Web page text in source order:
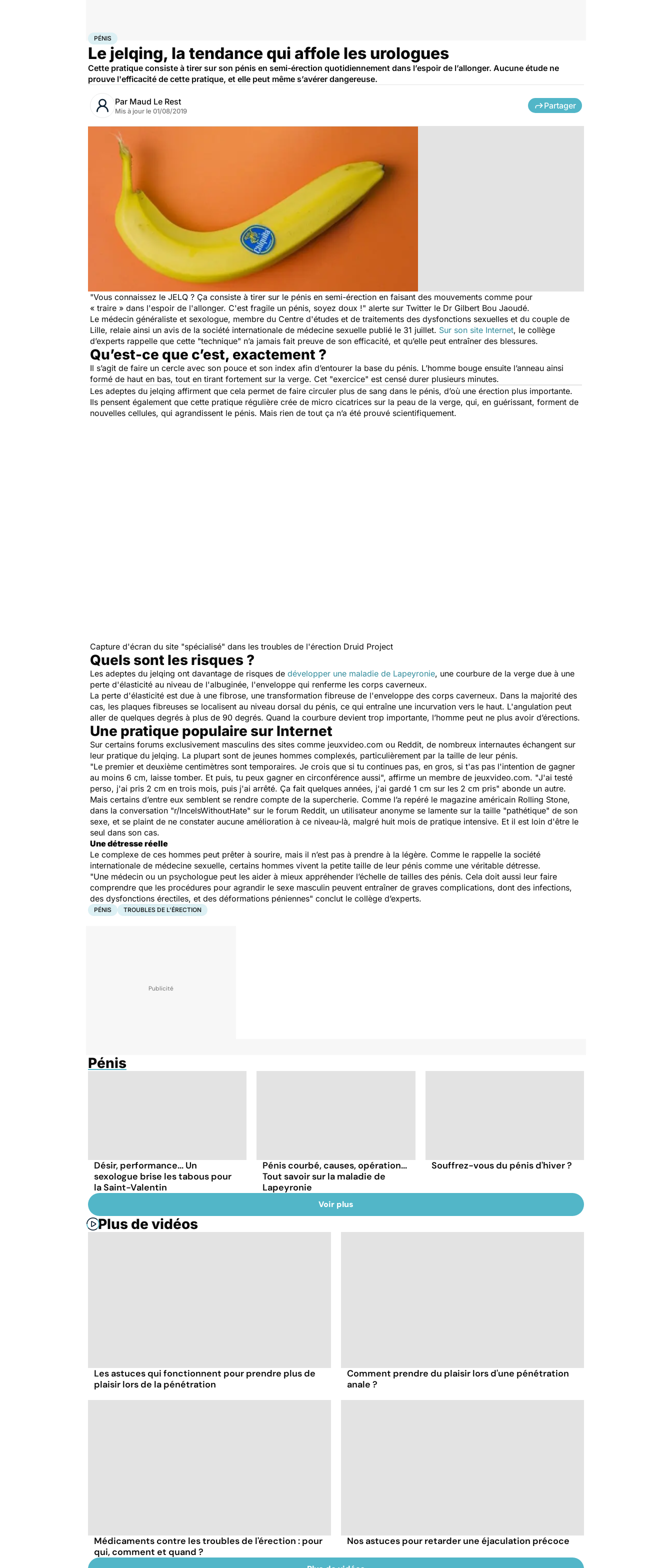
AccueilSanté
PÉNIS
Le jelqing, la tendance qui affole les urologues
Cette pratique consiste à tirer sur son pénis en semi-érection quotidiennement dans l’espoir de l’allonger. Aucune étude ne
prouve l'efficacité de cette pratique, et elle peut même s’avérer dangereuse.
Par Maud Le Rest
Mis à jour le 01/08/2019
Partager
"Vous connaissez le JELQ ? Ça consiste à tirer sur le pénis en semi-érection en faisant des mouvements comme pour
« traire » dans l'espoir de l'allonger. C'est fragile un pénis, soyez doux !" alerte sur Twitter le Dr Gilbert Bou Jaoudé.
Le médecin généraliste et sexologue, membre du Centre d'études et de traitements des dysfonctions sexuelles et du couple de
Lille, relaie ainsi un avis de la société internationale de médecine sexuelle publié le 31 juillet. Sur son site Internet, le collège
d’experts rappelle que cette "technique" n’a jamais fait preuve de son efficacité, et qu’elle peut entraîner des blessures.
Qu’est-ce que c’est, exactement ?
Il s’agit de faire un cercle avec son pouce et son index afin d’entourer la base du pénis. L’homme bouge ensuite l’anneau ainsi
formé de haut en bas, tout en tirant fortement sur la verge. Cet "exercice" est censé durer plusieurs minutes.
Les adeptes du jelqing affirment que cela permet de faire circuler plus de sang dans le pénis, d’où une érection plus importante.
Ils pensent également que cette pratique régulière crée de micro cicatrices sur la peau de la verge, qui, en guérissant, forment de
nouvelles cellules, qui agrandissent le pénis. Mais rien de tout ça n’a été prouvé scientifiquement.
Capture d'écran du site "spécialisé" dans les troubles de l'érection Druid Project
Quels sont les risques ?
Les adeptes du jelqing ont davantage de risques de développer une maladie de Lapeyronie, une courbure de la verge due à une
perte d'élasticité au niveau de l'albuginée, l'enveloppe qui renferme les corps caverneux.
La perte d'élasticité est due à une fibrose, une transformation fibreuse de l'enveloppe des corps caverneux. Dans la majorité des
cas, les plaques fibreuses se localisent au niveau dorsal du pénis, ce qui entraîne une incurvation vers le haut. L'angulation peut
aller de quelques degrés à plus de 90 degrés. Quand la courbure devient trop importante, l’homme peut ne plus avoir d’érections.
Une pratique populaire sur Internet
Sur certains forums exclusivement masculins des sites comme jeuxvideo.com ou Reddit, de nombreux internautes échangent sur
leur pratique du jelqing. La plupart sont de jeunes hommes complexés, particulièrement par la taille de leur pénis.
"Le premier et deuxième centimètres sont temporaires. Je crois que si tu continues pas, en gros, si t'as pas l'intention de gagner
au moins 6 cm, laisse tomber. Et puis, tu peux gagner en circonférence aussi", affirme un membre de jeuxvideo.com. "J'ai testé
perso, j'ai pris 2 cm en trois mois, puis j'ai arrêté. Ça fait quelques années, j'ai gardé 1 cm sur les 2 cm pris" abonde un autre.
Mais certains d’entre eux semblent se rendre compte de la supercherie. Comme l’a repéré le magazine américain Rolling Stone,
dans la conversation "r/IncelsWithoutHate" sur le forum Reddit, un utilisateur anonyme se lamente sur la taille "pathétique" de son
sexe, et se plaint de ne constater aucune amélioration à ce niveau-là, malgré huit mois de pratique intensive. Et il est loin d'être le
seul dans son cas.
Une détresse réelle
Le complexe de ces hommes peut prêter à sourire, mais il n’est pas à prendre à la légère. Comme le rappelle la société
internationale de médecine sexuelle, certains hommes vivent la petite taille de leur pénis comme une véritable détresse.
"Une médecin ou un psychologue peut les aider à mieux appréhender l’échelle de tailles des pénis. Cela doit aussi leur faire
comprendre que les procédures pour agrandir le sexe masculin peuvent entraîner de graves complications, dont des infections,
des dysfonctions érectiles, et des déformations péniennes" conclut le collège d’experts.
PÉNIS TROUBLES DE L'ÉRECTION
Pénis
Désir, performance... Un
sexologue brise les tabous pour
la Saint-Valentin
Pénis courbé, causes, opération...
Tout savoir sur la maladie de
Lapeyronie
Souffrez-vous du pénis d'hiver ?
Voir plus
Plus de vidéos
Les astuces qui fonctionnent pour prendre plus de
plaisir lors de la pénétration
Comment prendre du plaisir lors d'une pénétration
anale ?
Médicaments contre les troubles de l'érection : pour
qui, comment et quand ?
Nos astuces pour retarder une éjaculation précoce